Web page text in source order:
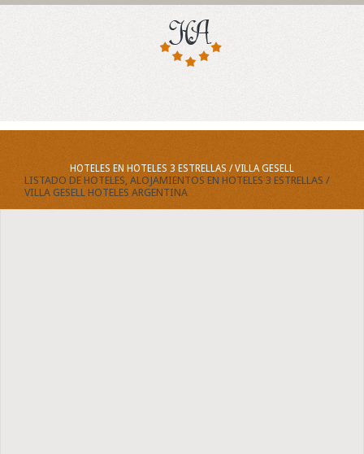
HOTELES EN HOTELES 3 ESTRELLAS / VILLA GESELL
LISTADO DE HOTELES, ALOJAMIENTOS EN HOTELES 3 ESTRELLAS /
VILLA GESELL HOTELES ARGENTINA